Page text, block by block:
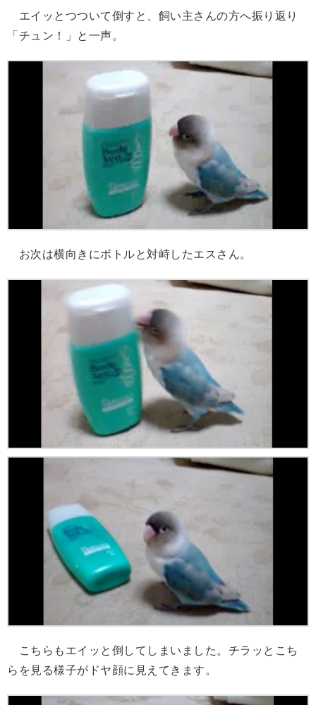
エイッとつついて倒すと、飼い主さんの方へ振り返り
「チュン！」と一声。
お次は横向きにボトルと対峙したエスさん。
こちらもエイッと倒してしまいました。チラッとこち
らを見る様子がドヤ顔に見えてきます。